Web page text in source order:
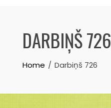
DARBIŅŠ 726
Home Darbiņš 726